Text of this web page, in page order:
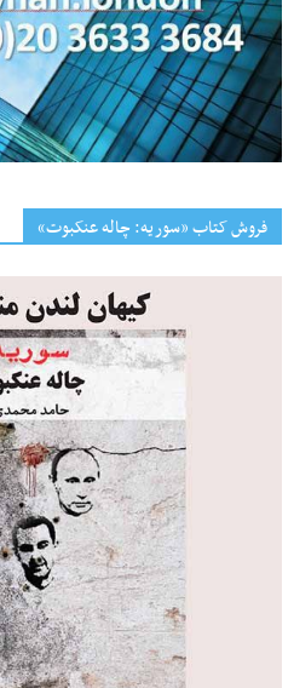
فروش کتاب «سوریه: چاله عنکبوت»